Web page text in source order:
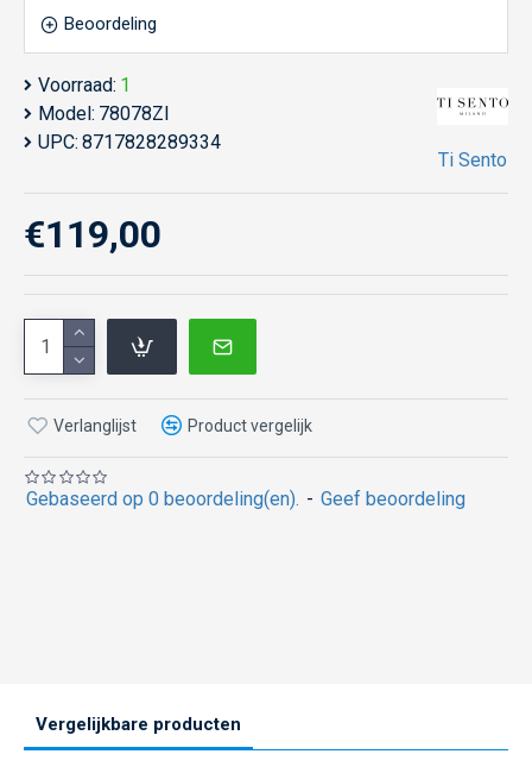
Beoordeling
Voorraad: 1
Model: 78078ZI
UPC: 8717828289334
Ti Sento
Gebaseerd op 0 beoordeling(en). - Geef beoordeling
€119,00
Verlanglijst Product vergelijk
Vergelijkbare producten